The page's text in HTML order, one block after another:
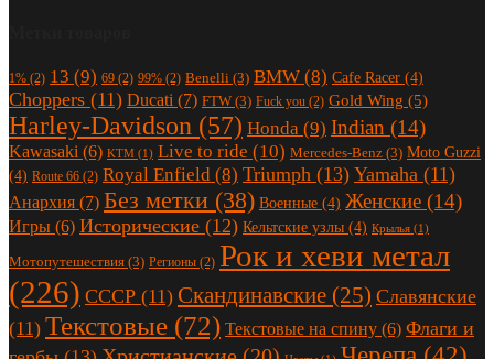
1% (2) 13 (9) 69 (2) 99% (2) Benelli (3) BMW (8) Cafe Racer (4)
Choppers (11) Ducati (7) FTW (3) Fuck you (2) Gold Wing (5)
Harley-Davidson (57) Honda (9) Indian (14)
Kawasaki (6) KTM (1) Live to ride (10) Mercedes-Benz (3) Moto Guzzi
(4) Route 66 (2) Royal Enfield (8) Triumph (13) Yamaha (11)
Анархия (7) Без метки (38) Военные (4) Женские (14)
Игры (6) Исторические (12) Кельтские узлы (4) Крылья (1)
Мотопутешествия (3) Регионы (2) Рок и хеви метал
(226) СССР (11) Скандинавские (25) Славянские
(11) Текстовые (72) Текстовые на спину (6) Флаги и